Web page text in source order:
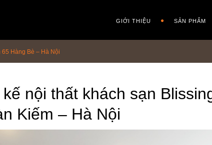
GIỚI THIỆU SẢN PHẨM
65 Hàng Bè – Hà Nội
nội thất khách sạn
Kiếm – Hà Nội